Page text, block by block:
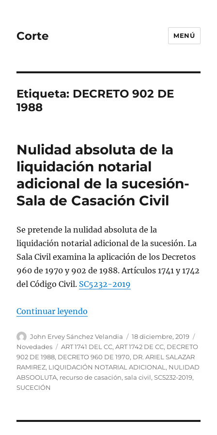
Corte MENÚ
Etiqueta: DECRETO 902 DE
1988
Nulidad absoluta de la
liquidación notarial
adicional de la sucesión-
Sala de Casación Civil
Se pretende la nulidad absoluta de la
liquidación notarial adicional de la sucesión. La
Sala Civil examina la aplicación de los Decretos
960 de 1970 y 902 de 1988. Artículos 1741 y 1742
del Código Civil. SC5232-2019
Continuar leyendo
Autor
John Ervey Sánchez Velandia
Publicado
el
18 diciembre, 2019
Novedades
Etiquetas
ART 1741 DEL CC,ART 1742 DE CC, DECRETO
902 DE 1988, DECRETO 960 DE 1970, DR. ARIEL SALAZAR
RAMIREZ, LIQUIDACIÓN NOTARIAL ADICIONAL , NULIDAD
ABSOOLUTA, recurso de casación,sala civil,SC5232-2019,
SUCECIÓN